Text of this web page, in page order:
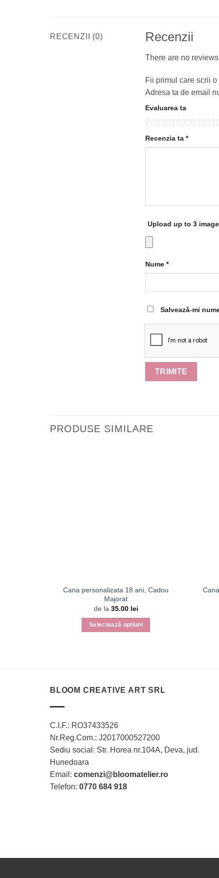
RECENZII (0) Recenzii
There are no
Fii primul care scrii
Adresa ta de email
Evaluarea ta
Recenzia ta *
Upload up to 3
Nume *
Salvează-mi
PRODUSE SIMILARE
Cana personalizata 18 ani, Cadou
Majorat
de la 35.00 lei
Selectează opțiuni
variații.
fi
alese
în
produsului.
BLOOM CREATIVE ART SRL
C.I.F.: RO37433526
Nr.Reg.Com.: J2017000527200
Sediu social: Str. Horea nr.104A, Deva, jud.
Hunedoara
Email: comenzi@bloomatelier.ro
Telefon: 0770 684 918